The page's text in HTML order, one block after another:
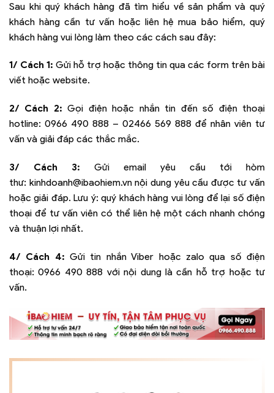
Sau khi quý khách hàng đã tìm hiểu về sản phẩm và quý
khách hàng cần tư vấn hoặc liên hệ mua bảo hiểm, quý
khách hàng vui lòng làm theo các cách sau đây:
1/ Cách 1: Gửi hỗ trợ hoặc thông tin qua các form trên bài
viết hoặc website.
2/ Cách 2: Gọi điện hoặc nhắn tin đến số điện thoại
hotline: 0966 490 888 – 02466 569 888 để nhân viên tư
vấn và giải đáp các thắc mắc.
3/ Cách 3: Gửi email yêu cầu tới hòm
thư: kinhdoanh@ibaohiem.vnnội dung yêu cầu được tư vấn
hoặc giải đáp. Lưu ý: quý khách hàng vui lòng để lại số điện
thoại để tư vấn viên có thể liên hệ một cách nhanh chóng
và thuận lợi nhất.
4/ Cách 4: Gửi tin nhắn Viber hoặc zalo qua số điện
thoại:0966 490 888 với nội dung là cần hỗ trợ hoặc tư
vấn.